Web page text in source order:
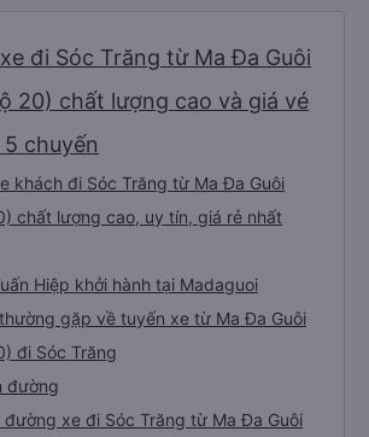
đi Sóc Trăng từ Ma Đa Guôi
20) chất lượng cao và giá vé
chuyến
khách đi Sóc Trăng từ Ma Đa Guôi
chất lượng cao, uy tín, giá rẻ nhất
Hiệp khởi hành tại Madaguoi
gặp về tuyến xe từ Ma Đa Guôi
đi Sóc Trăng
đường
đường xe đi Sóc Trăng từ Ma Đa Guôi